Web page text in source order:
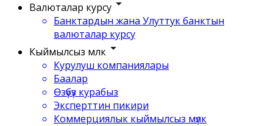
Валюталар курсу
Банктардын жана Улуттук банктын
валюталар курсу
Кыймылсыз мүлк
Курулуш компаниялары
Баалар
Өзүбүз курабыз
Эксперттин пикири
Коммерциялык кыймылсыз мүлк